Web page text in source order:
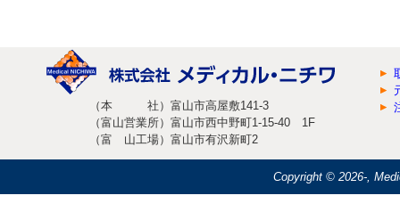
（本 社）富山市高屋敷141-3
（富山営業所）富山市西中野町1-15-40 1F
（富 山工場）富山市有沢新町2
Copyright ©2026-,